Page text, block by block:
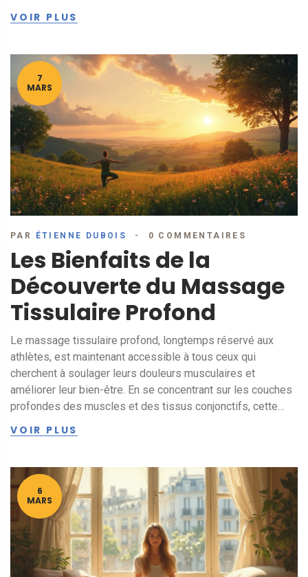
quelques minutes seulement.
VOIR PLUS
7
MARS
PAR ÉTIENNE DUBOIS 0 COMMENTAIRES
Les Bienfaits de la
Découverte du Massage
Tissulaire Profond
Le massage tissulaire profond, longtemps réservé aux
athlètes, est maintenant accessible à tous ceux qui
cherchent à soulager leurs douleurs musculaires et
améliorer leur bien-être. En se concentrant sur les couches
profondes des muscles et des tissus conjonctifs, cette
meilleure circulation sanguine, la réduction du stress, et une
praticien pour tirer le meilleur parti de cette pratique. Avec
les conseils adéquats, vous pouvez maximiser les effets
du massage tissulaire profond.
VOIR PLUS
6
MARS